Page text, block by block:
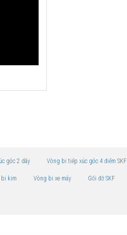
góc 2 dãy Vòng bi tiếp xúc góc 4 điểm SKF
kim Vòng bi xe máy Gối đỡ SKF